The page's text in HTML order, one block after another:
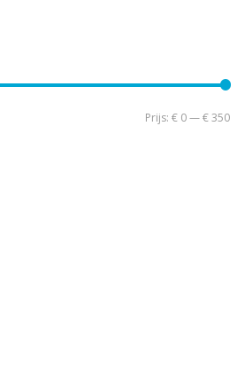
Prijs: € 0—€ 350